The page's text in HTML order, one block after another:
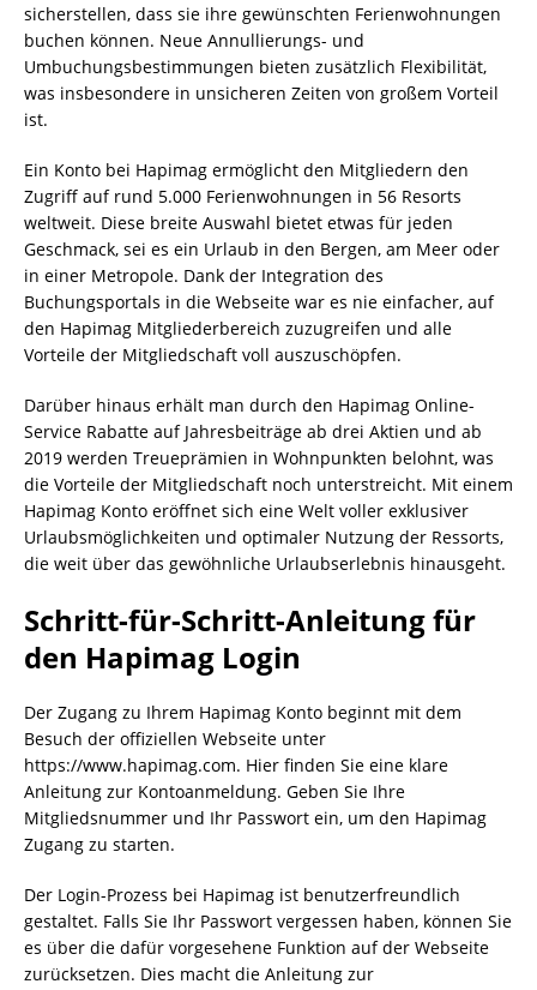
sicherstellen, dass sie ihre gewünschten Ferienwohnungen
buchen können. Neue Annullierungs- und
Umbuchungsbestimmungen bieten zusätzlich Flexibilität,
was insbesondere in unsicheren Zeiten von großem Vorteil
ist.
Ein Konto bei Hapimag ermöglicht den Mitgliedern den
Zugriff auf rund 5.000 Ferienwohnungen in 56 Resorts
weltweit. Diese breite Auswahl bietet etwas für jeden
Geschmack, sei es ein Urlaub in den Bergen, am Meer oder
in einer Metropole. Dank der Integration des
Buchungsportals in die Webseite war es nie einfacher, auf
den Hapimag Mitgliederbereich zuzugreifen und alle
Vorteile der Mitgliedschaft voll auszuschöpfen.
Darüber hinaus erhält man durch den Hapimag Online-
Service Rabatte auf Jahresbeiträge ab drei Aktien und ab
2019 werden Treueprämien in Wohnpunkten belohnt, was
die Vorteile der Mitgliedschaft noch unterstreicht. Mit einem
Hapimag Konto eröffnet sich eine Welt voller exklusiver
Urlaubsmöglichkeiten und optimaler Nutzung der Ressorts,
die weit über das gewöhnliche Urlaubserlebnis hinausgeht.
Schritt-für-Schritt-Anleitung für
den Hapimag Login
Der Zugang zu Ihrem Hapimag Konto beginnt mit dem
Besuch der offiziellen Webseite unter
https://www.hapimag.com. Hier finden Sie eine klare
Anleitung zur Kontoanmeldung. Geben Sie Ihre
Mitgliedsnummer und Ihr Passwort ein, um den Hapimag
Zugang zu starten.
Der Login-Prozess bei Hapimag ist benutzerfreundlich
gestaltet. Falls Sie Ihr Passwort vergessen haben, können Sie
es über die dafür vorgesehene Funktion auf der Webseite
zurücksetzen. Dies macht die Anleitung zur